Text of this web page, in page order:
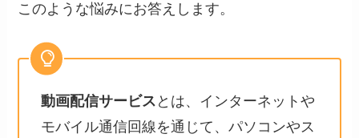
このような悩みにお答えします。
動画配信サービス とは、インターネットや
モバイル通信回線を通じて、パソコンやス